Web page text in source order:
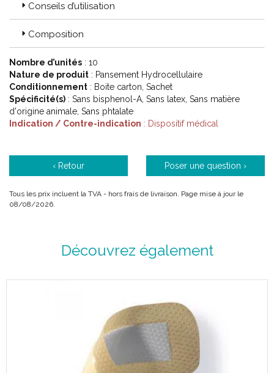
Conseils d’utilisation
Composition
Nombre d’unités : 10
Nature de produit : Pansement Hydrocellulaire
Conditionnement : Boite carton, Sachet
Spécificité(s) : Sans bisphenol-A, Sans latex, Sans matière
d'origine animale, Sans phtalate
Indication / Contre-indication : Dispositif médical
‹ Retour Poser une question ›
Tous les prix incluent la TVA - hors frais de livraison. Page mise à jour le
08/08/2026.
Découvrez également